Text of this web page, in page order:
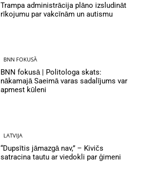
Trampa administrācija plāno izsludināt
rīkojumu par vakcīnām un autismu
BNN FOKUSĀ
BNN fokusā | Politologa skats:
nākamajā Saeimā varas sadalījums var
apmest kūleni
LATVIJA
“Dupsītis jāmazgā nav,” – Kivičs
satracina tautu ar viedokli par ģimeni